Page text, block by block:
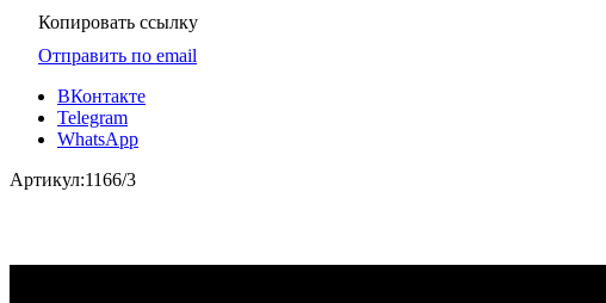
Копировать ссылку
Отправить по email
ВКонтакте
Telegram
WhatsApp
Артикул:1166/3